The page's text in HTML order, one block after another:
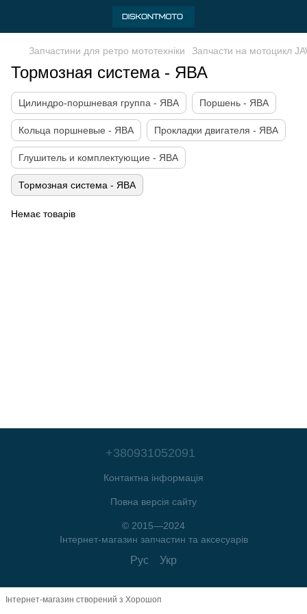
Запчастини для ретро мототехніки Запчасти на мотоцикл
Тормозная система - ЯВА
Цилиндро-поршневая группа - ЯВА Поршень - ЯВА
Кольца поршневые - ЯВА Прокладки двигателя - ЯВА
Глушитель и комплектующие - ЯВА
Тормозная система - ЯВА
Немає товарів
+380931052091
Контактна інформація
Повна версія сайту
© 2015—2024
Інтернет-магазин запчастин та аксесуарів
Рус Укр
Інтернет-магазин створений з Хорошоп